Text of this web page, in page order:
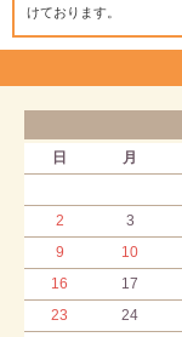
けております。
日 月
2
3
9
10
16
17
23
24